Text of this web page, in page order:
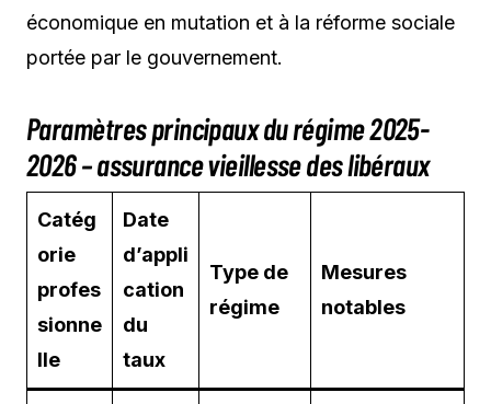
économique en mutation et à la réforme sociale
portée par le gouvernement.
Paramètres principaux du régime 2025-
2026 – assurance vieillesse des libéraux
Catég
orie
profes
sionne
lle
Date
d’appli
cation
du
taux
Type de
régime
Mesures
notables